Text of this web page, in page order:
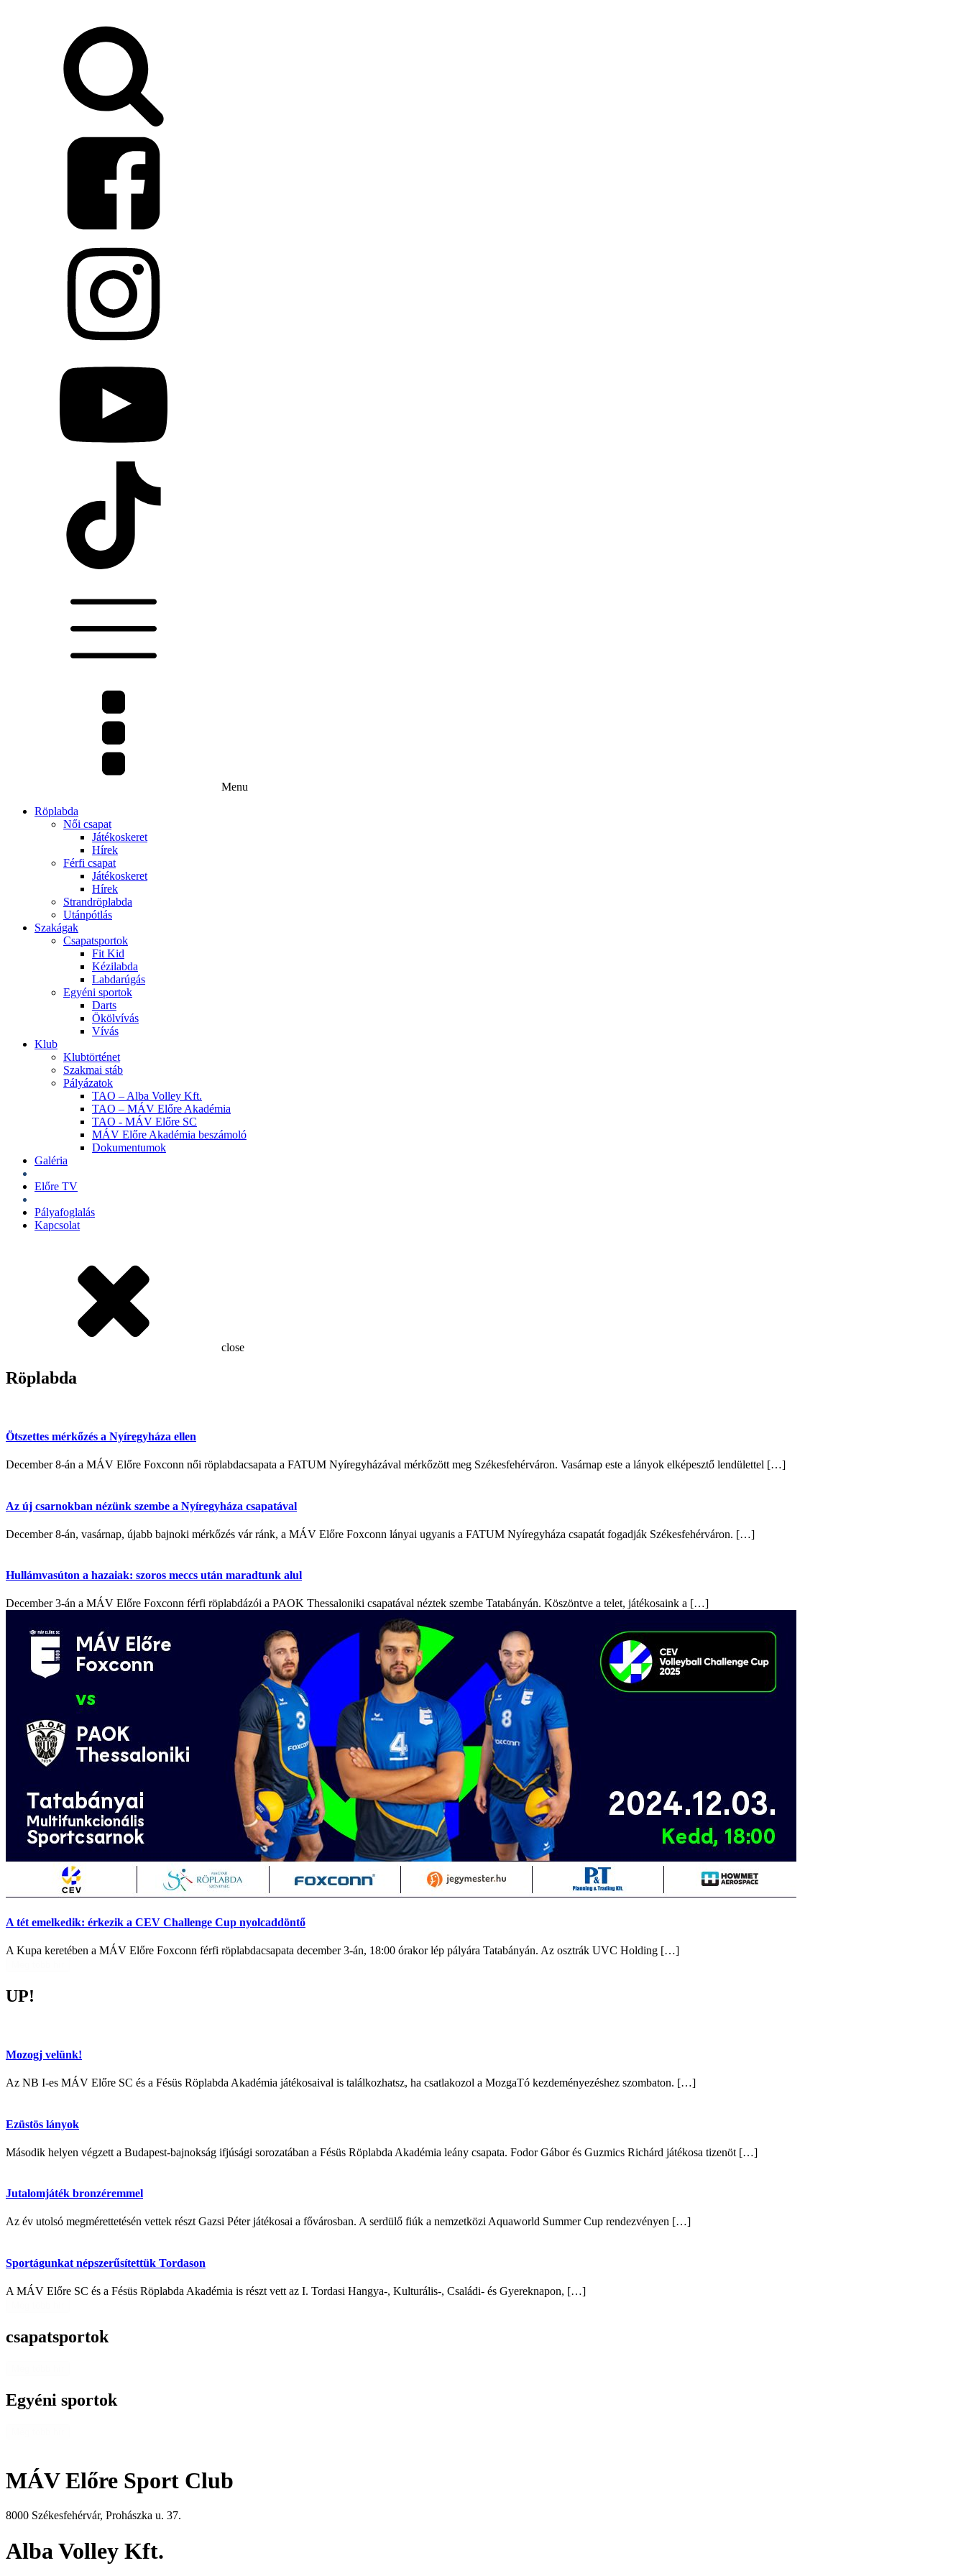
Menu
Röplabda
Női csapat
Játékoskeret
Hírek
Férfi csapat
Játékoskeret
Hírek
Strandröplabda
Utánpótlás
Szakágak
Csapatsportok
Fit Kid
Kézilabda
Labdarúgás
Egyéni sportok
Darts
Ökölvívás
Vívás
Klub
Klubtörténet
Szakmai stáb
Pályázatok
TAO – Alba Volley Kft.
TAO – MÁV Előre Akadémia
TAO - MÁV Előre SC
MÁV Előre Akadémia beszámoló
Dokumentumok
Galéria
Előre TV
Pályafoglalás
Kapcsolat
close
Röplabda
Ötszettes mérkőzés a Nyíregyháza ellen
December 8-án a MÁV Előre Foxconn női röplabdacsapata a FATUM Nyíregyházával mérkőzött meg Székesfehérváron. Vasárnap este a lányok elképesztő lendülettel […]
Az új csarnokban nézünk szembe a Nyíregyháza csapatával
December 8-án, vasárnap, újabb bajnoki mérkőzés vár ránk, a MÁV Előre Foxconn lányai ugyanis a FATUM Nyíregyháza csapatát fogadják Székesfehérváron. […]
Hullámvasúton a hazaiak: szoros meccs után maradtunk alul
December 3-án a MÁV Előre Foxconn férfi röplabdázói a PAOK Thessaloniki csapatával néztek szembe Tatabányán. Köszöntve a telet, játékosaink a […]
A tét emelkedik: érkezik a CEV Challenge Cup nyolcaddöntő
A Kupa keretében a MÁV Előre Foxconn férfi röplabdacsapata december 3-án, 18:00 órakor lép pályára Tatabányán. Az osztrák UVC Holding […]
UP!
Mozogj velünk!
Az NB I-es MÁV Előre SC és a Fésüs Röplabda Akadémia játékosaival is találkozhatsz, ha csatlakozol a MozgaTó kezdeményezéshez szombaton. […]
Ezüstös lányok
Második helyen végzett a Budapest-bajnokság ifjúsági sorozatában a Fésüs Röplabda Akadémia leány csapata. Fodor Gábor és Guzmics Richárd játékosa tizenöt […]
Jutalomjáték bronzéremmel
Az év utolsó megmérettetésén vettek részt Gazsi Péter játékosai a fővárosban. A serdülő fiúk a nemzetközi Aquaworld Summer Cup rendezvényen […]
Sportágunkat népszerűsítettük Tordason
A MÁV Előre SC és a Fésüs Röplabda Akadémia is részt vett az I. Tordasi Hangya-, Kulturális-, Családi- és Gyereknapon, […]
csapatsportok
Egyéni sportok
MÁV Előre Sport Club
8000 Székesfehérvár, Prohászka u. 37.
Alba Volley Kft.